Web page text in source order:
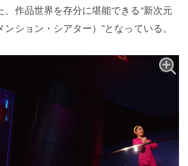
、作品世界を存分に堪能できる“新次元
ション・シアター）”となっている。